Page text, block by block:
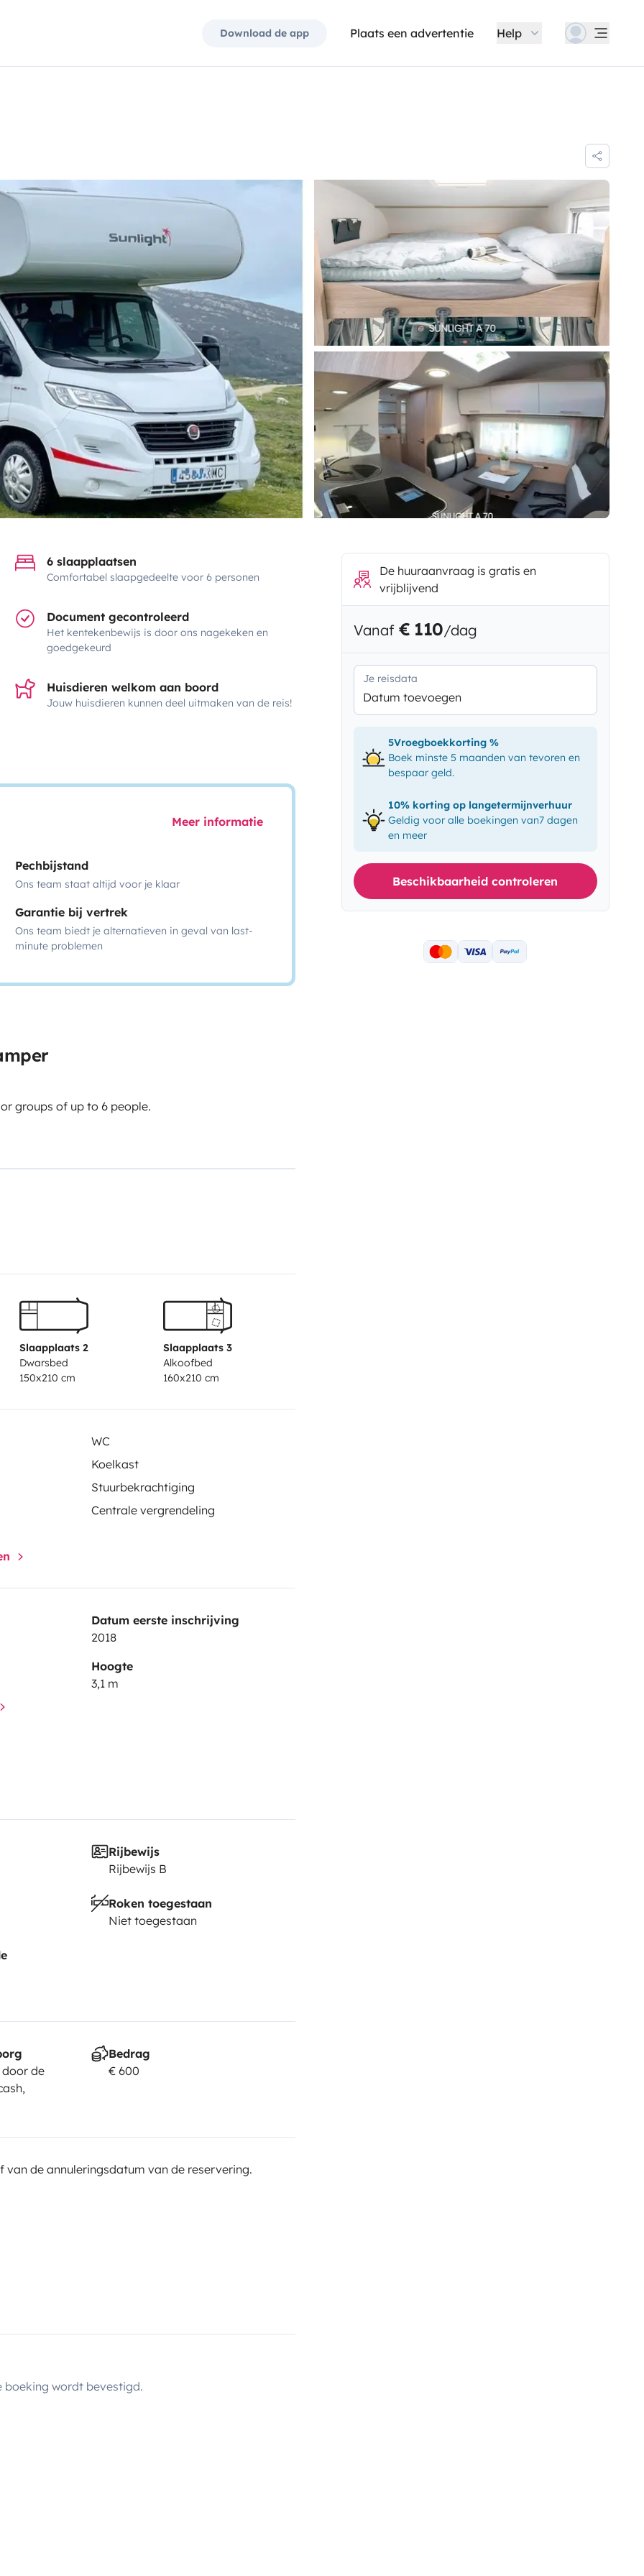
Download de app Plaats een advertentie Help
6 slaapplaatsen
Comfortabel slaapgedeelte voor 6 personen
Document gecontroleerd
Het kentekenbewijs is door ons nagekeken en
goedgekeurd
Huisdieren welkom aan boord
Jouw huisdieren kunnen deel uitmaken van de reis!
Meer informatie
Pechbijstand
Ons team staat altijd voor je klaar
Garantie bij vertrek
Ons team biedt je alternatieven in geval van last-
minute problemen
groups of up to 6 people.
during your trip
comfort, and attention
Slaapplaats 2
Dwarsbed
150x210 cm
Slaapplaats 3
Alkoofbed
160x210 cm
WC
Koelkast
Stuurbekrachtiging
Centrale vergrendeling
Datum eerste inschrijving
2018
Hoogte
3,1 m
Rijbewijs
Rijbewijs B
Roken toegestaan
Niet toegestaan
door de
Bedrag
€ 600
van de annuleringsdatum van de reservering.
boeking wordt bevestigd.
De huuraanvraag is gratis en
vrijblijvend
Vanaf € 110/dag
Je reisdata
Datum toevoegen
5Vroegboekkorting %
Boek minste 5 maanden van tevoren en
bespaar geld.
10% korting op langetermijnverhuur
Geldig voor alle boekingen van7 dagen
en meer
Beschikbaarheid controleren